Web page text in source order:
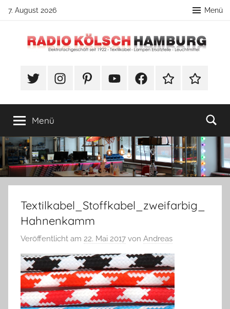
Zum
springen
7. August 2026 Menü
Radio
Hamburg
Lampenbau
#TwitterInstagramPinterestYouTubeFacebookTikTok Webshop
Menü
Textilkabel_Stoffkabel_zweifarbig_
Hahnenkamm
Veröffentlicht am 22. Mai 2017 von Andreas